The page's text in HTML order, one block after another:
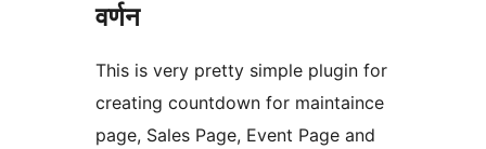
वर्णन
This is very pretty simple plugin for
creating countdown for maintaince
page, Sales Page, Event Page and